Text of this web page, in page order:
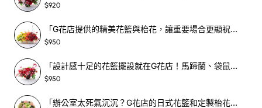
$920
「G花店提供的精美花籃與枱花，讓重要場合更顯祝賀與喜悅，適合各種用場！」-SF398
$950
「設計感十足的花籃擺設就在G花店！馬蹄蘭、袋鼠爪、罌粟花，為你的重大場合增光添彩！」-SF209
$950
「辦公室太死氣沉沉？G花店的日式花籃和定製枱花，為你帶來新鮮感！」-SF465